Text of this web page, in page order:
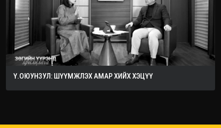
Ү.ОЮУНЗУЛ: ШҮҮМЖЛЭХ АМАР ХИЙХ ХЭЦҮҮ